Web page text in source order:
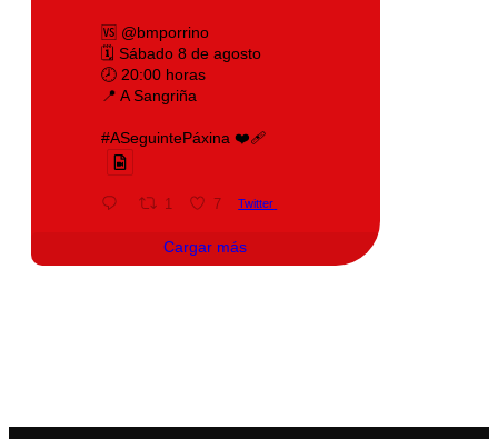
🆚 @bmporrino
🗓️ Sábado 8 de agosto
🕗 20:00 horas
📍 A Sangriña
#ASeguintePáxina ❤️‍🩹
1 7 Twitter
Cargar más